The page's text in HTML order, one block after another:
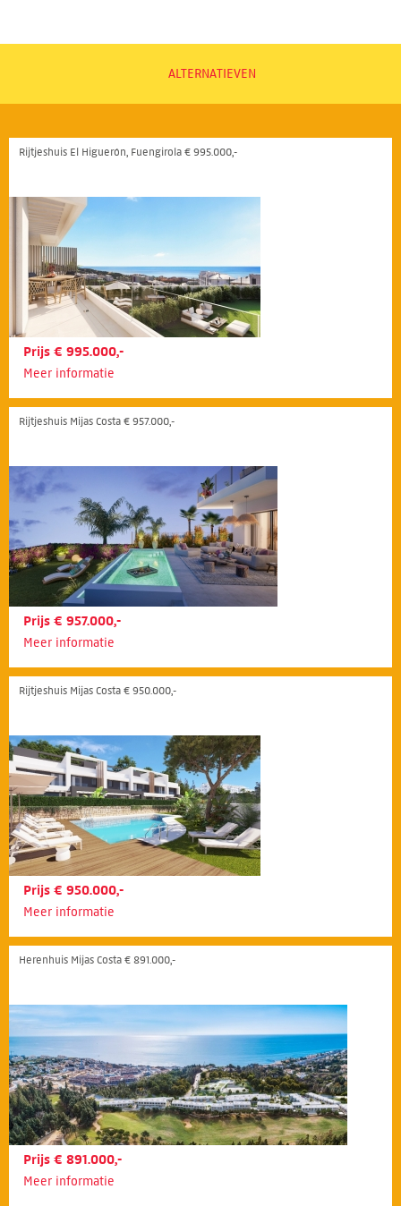
ALTERNATIEVEN
Rijtjeshuis El Higuerón, Fuengirola € 995.000,-
Prijs € 995.000,-
Meer informatie
Rijtjeshuis Mijas Costa € 957.000,-
Prijs € 957.000,-
Meer informatie
Rijtjeshuis Mijas Costa € 950.000,-
Prijs € 950.000,-
Meer informatie
Herenhuis Mijas Costa € 891.000,-
Prijs € 891.000,-
Meer informatie